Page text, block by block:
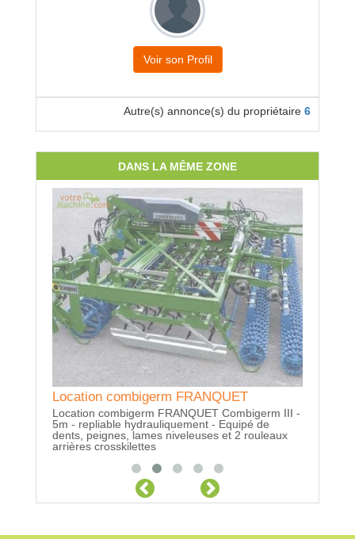
Voir son Profil
Autre(s) annonce(s) du propriétaire 6
DANS LA MÊME ZONE
Location combigerm FRANQUET
Location combigerm FRANQUET Combigerm III -
5m - repliable hydrauliquement - Equipé de
dents, peignes, lames niveleuses et 2 rouleaux
arrières crosskilettes
Location combigerm FRANQUET
Location combigerm FRANQUET Combigerm III -
5m - repliable hydrauliquement - Equipé de
dents, peignes, lames niveleuses et 2 rouleaux
arrières crosskilettes